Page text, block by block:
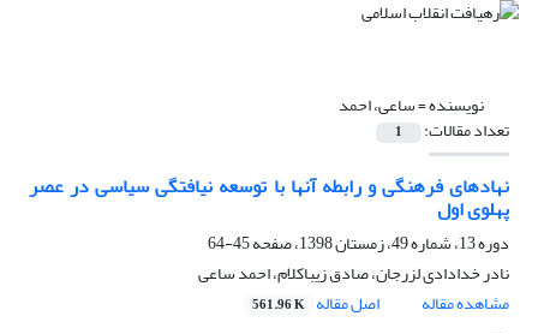
نویسنده =ساعی، احمد
تعداد مقالات: 1
نهادهای فرهنگی و رابطه آنها با توسعه نیافتگی سیاسی در عصر
پهلوی اول
دوره 13، شماره 49، زمستان 1398، صفحه
45-64
نادر خدادادی لزرجان، صادق زیباکلام، احمد ساعی
مشاهده مقاله
اصل مقاله 561.96 K